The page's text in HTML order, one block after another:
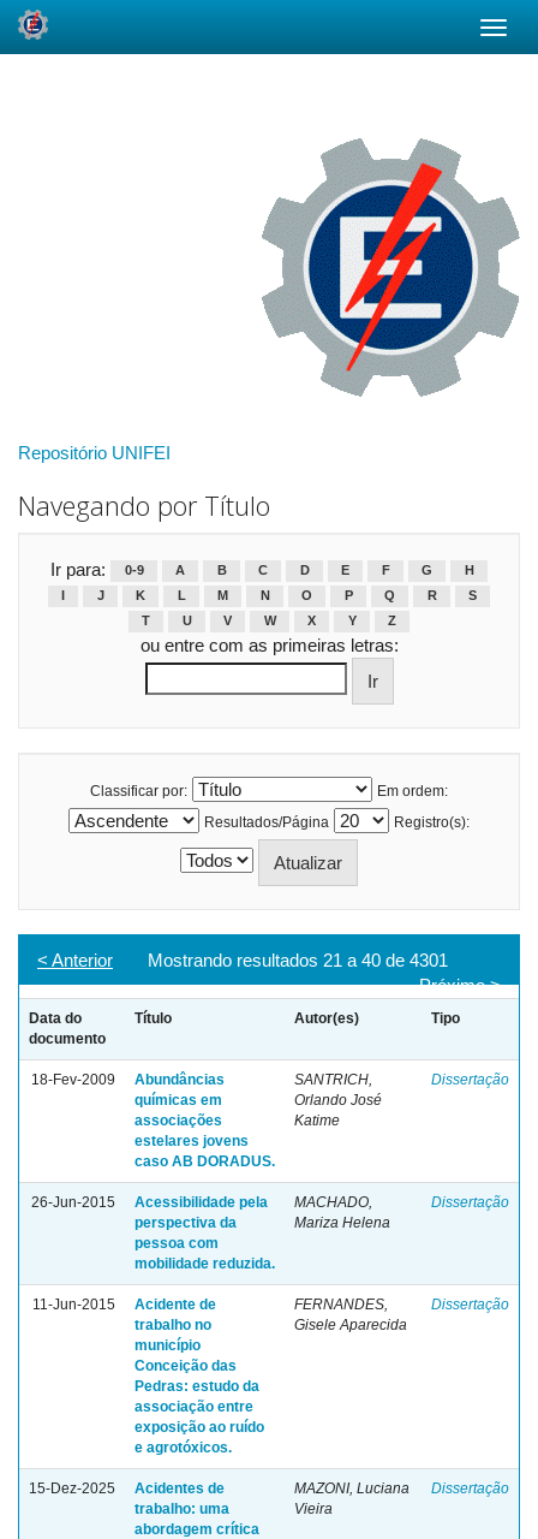
Repositório UNIFEI
Navegando por Título
Ir para: 0-9 A B C D E F G
H
J K L M N O P Q R
S
T
U V W X Y Z
ou entre com as primeiras letras:
Classificar por:
Em ordem:
Resultados/Página
Registro(s):
Mostrando resultados 21 a 40 de 4301
< Anterior
Próximo >
Data do
documento
Título Autor(es) Tipo
18-Fev-2009
Abundâncias
químicas em
associações
estelares jovens
caso AB DORADUS.
SANTRICH,
Orlando José
Katime
Dissertação
26-Jun-2015
Acessibilidade pela
perspectiva da
pessoa com
mobilidade reduzida.
MACHADO,
Mariza Helena
Dissertação
11-Jun-2015
Acidente de
trabalho no
município
Conceição das
Pedras: estudo da
associação entre
exposição ao ruído
e agrotóxicos.
FERNANDES,
Gisele Aparecida
Dissertação
15-Dez-2025
Acidentes de
trabalho: uma
abordagem crítica
MAZONI, Luciana
Vieira
Dissertação